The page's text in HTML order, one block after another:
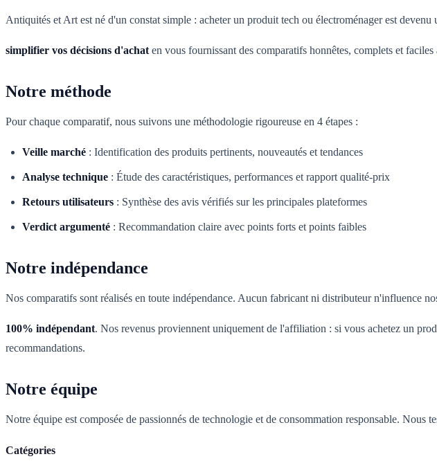
Antiquités et Art est né d'un constat simple : acheter un produit tech ou électroménager est
simplifier vos décisions d'achat en vous fournissant des comparatifs honnêtes, complets et faciles
Notre méthode
Pour chaque comparatif, nous suivons une méthodologie rigoureuse en 4 étapes :
Veille marché : Identification des produits pertinents, nouveautés et tendances
Analyse technique : Étude des caractéristiques, performances et rapport qualité-prix
Retours utilisateurs : Synthèse des avis vérifiés sur les principales plateformes
Verdict argumenté : Recommandation claire avec points forts et points faibles
Notre indépendance
Nos comparatifs sont réalisés en toute indépendance. Aucun fabricant ni distributeur n'influence
100% indépendant. Nos revenus proviennent uniquement de l'affiliation : si vous achetez un
recommandations.
Notre équipe
Notre équipe est composée de passionnés de technologie et de consommation responsable. Nous
Catégories